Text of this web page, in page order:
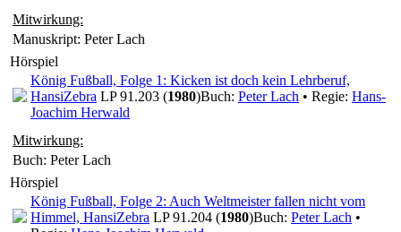
Mitwirkung:
Manuskript: Peter Lach
Hörspiel
König Fußball, Folge 1: Kicken ist doch kein Lehrberuf,
HansiZebra LP 91.203 (1980)Buch: Peter Lach • Regie: Hans-
Joachim Herwald
Mitwirkung:
Buch: Peter Lach
Hörspiel
König Fußball, Folge 2: Auch Weltmeister fallen nicht vom
Himmel, HansiZebra LP 91.204 (1980)Buch: Peter Lach •